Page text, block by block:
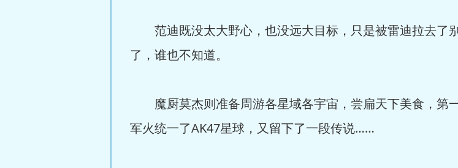
范迪既没太大野心，也没远大目标，只是被雷迪拉去了
了，谁也不知道。
魔厨莫杰则准备周游各星域各宇宙，尝扁天下美食，第
军火统一了AK47星球，又留下了一段传说……